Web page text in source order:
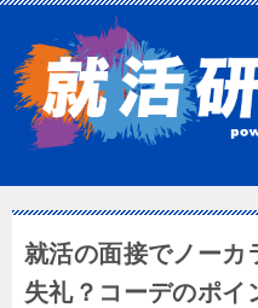
就活の面接でノーカ
失礼？コーデのポイ